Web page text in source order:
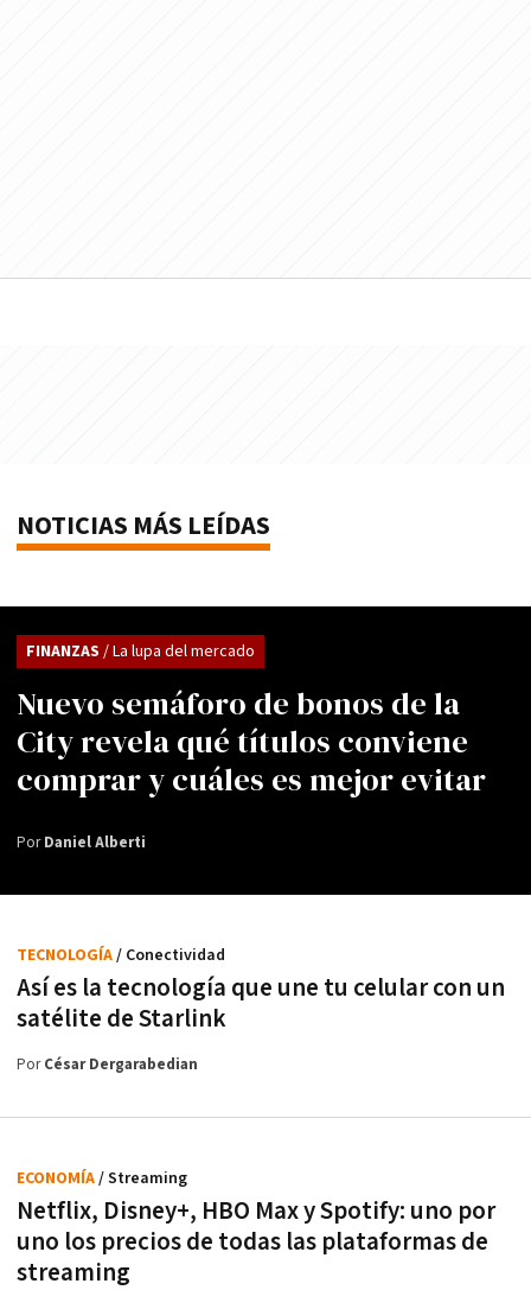
NOTICIAS MÁS LEÍDAS
Nuevo semáforo de bonos de la
City revela qué títulos conviene
comprar y cuáles es mejor evitar
FINANZAS / La lupa del mercado
PorDaniel Alberti
Así es la tecnología que une tu celular con un
satélite de Starlink
TECNOLOGÍA/ Conectividad
PorCésar Dergarabedian
Netflix, Disney+, HBO Max y Spotify: uno por
uno los precios de todas las plataformas de
streaming
ECONOMÍA/ Streaming